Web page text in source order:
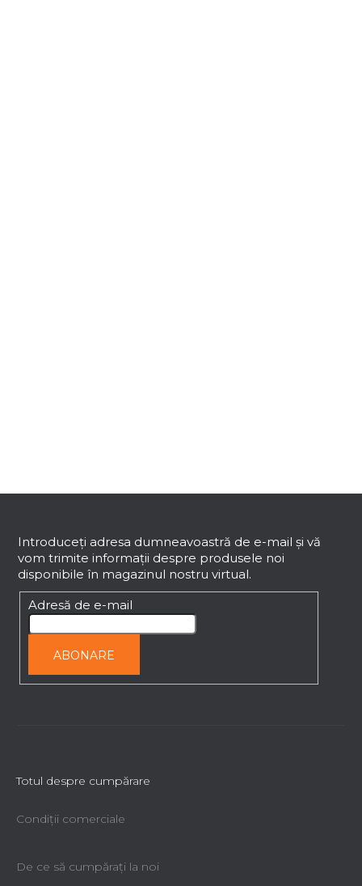
Introduceţi adresa dumneavoastră de e-mail şi vă
vom trimite informaţii despre produsele noi
disponibile în magazinul nostru virtual.
Adresă de e-mail
ABONARE
Totul despre cumpărare
Condiții comerciale
De ce să cumpăraţi la noi